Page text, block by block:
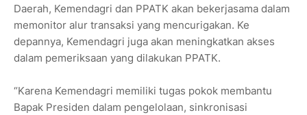
Daerah, Kemendagri dan PPATK akan bekerjasama dalam
memonitor alur transaksi yang mencurigakan. Ke
depannya, Kemendagri juga akan meningkatkan akses
dalam pemeriksaan yang dilakukan PPATK.
“Karena Kemendagri memiliki tugas pokok membantu
Bapak Presiden dalam pengelolaan, sinkronisasi